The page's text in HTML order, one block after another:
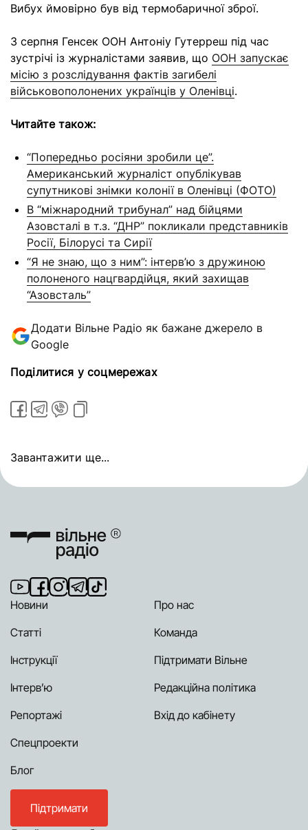
Вибух ймовірно був від термобаричної зброї.
3 серпня Генсек ООН Антоніу Гутерреш під час
зустрічі із журналістами заявив, що ООН запускає
місію з розслідування фактів загибелі
військовополонених українців у Оленівці.
Читайте також:
“Попередньо росіяни зробили це”.
Американський журналіст опублікував
супутникові знімки колонії в Оленівці (ФОТО)
В “міжнародний трибунал” над бійцями
Азовсталі в т.з. “ДНР” покликали представників
Росії, Білорусі та Сирії
“Я не знаю, що з ним”: інтерв’ю з дружиною
полоненого нацгвардійця, який захищав
“Азовсталь”
Додати Вільне Радіо як бажане джерело в
Google
Поділитися у соцмережах
Завантажити ще...
Новини
Статті
Інструкції
Інтерв’ю
Репортажі
Спецпроекти
Блог
Про нас
Команда
Підтримати Вільне
Редакційна політика
Вхід до кабінету
Підтримати